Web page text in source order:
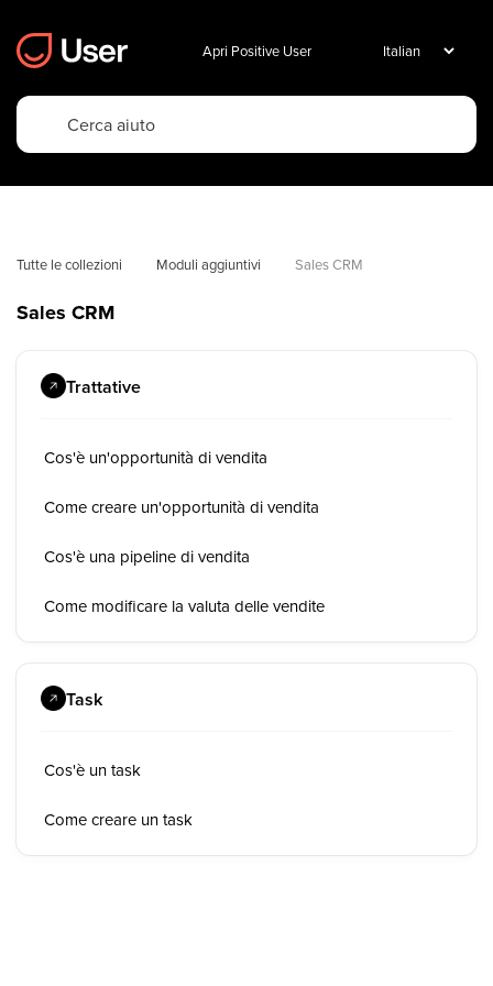
Apri Positive User
Tutte le collezioni Moduli aggiuntivi Sales CRM
Sales CRM
Trattative
Cos'è un'opportunità di vendita
Come creare un'opportunità di vendita
Cos'è una pipeline di vendita
Come modificare la valuta delle vendite
Task
Cos'è un task
Come creare un task